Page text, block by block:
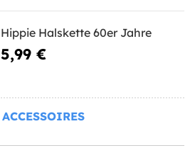
Hippie Halskette 60er Jahre
5,99 €
ACCESSOIRES